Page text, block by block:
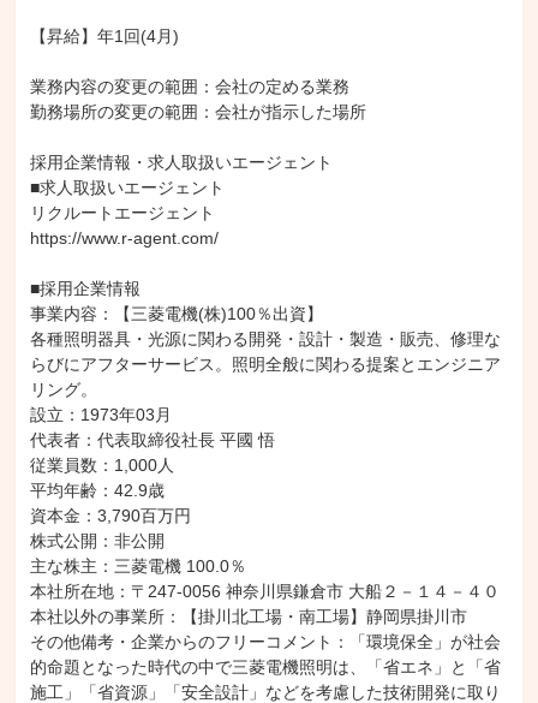
【昇給】年1回(4月)
業務内容の変更の範囲：会社の定める業務
勤務場所の変更の範囲：会社が指示した場所
採用企業情報・求人取扱いエージェント
■求人取扱いエージェント
リクルートエージェント
https://www.r-agent.com/
■採用企業情報
事業内容：【三菱電機(株)100％出資】
各種照明器具・光源に関わる開発・設計・製造・販売、修理な
らびにアフターサービス。照明全般に関わる提案とエンジニア
リング。
設立：1973年03月
代表者：代表取締役社長 平國 悟
従業員数：1,000人
平均年齢：42.9歳
資本金：3,790百万円
株式公開：非公開
主な株主：三菱電機 100.0％
本社所在地：〒247-0056 神奈川県鎌倉市 大船２－１４－４０
本社以外の事業所：【掛川北工場・南工場】静岡県掛川市
その他備考・企業からのフリーコメント：「環境保全」が社会
的命題となった時代の中で三菱電機照明は、「省エネ」と「省
施工」「省資源」「安全設計」などを考慮した技術開発に取り